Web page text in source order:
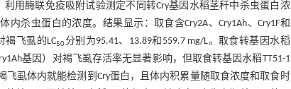
用酶联免疫吸附试验测定不同转Cry基因水稻茎秆中杀虫蛋白浓
杀虫蛋白的浓度。结果显示：取食含Cry2A、Cry1Ah、Cry1F和
褐飞虱的LC50分别为95.41、13.89和559.7 mg/L。取食转基因水稻
基因）对褐飞虱存活率无显著影响，但取食转基因水稻TT51-1
飞虱体内就能检测到Cry蛋白，且体内积累量随取食浓度和取食时